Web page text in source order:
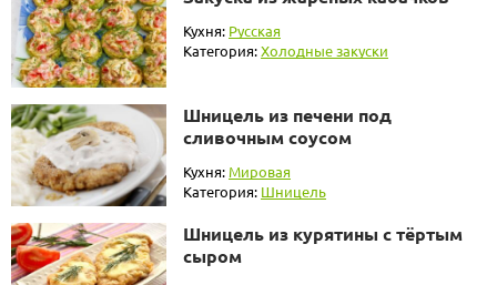
Кухня: Русская
Категория:Холодные закуски
Шницель из печени под
сливочным соусом
Кухня: Мировая
Категория: Шницель
Шницель из курятины с тёртым
сыром